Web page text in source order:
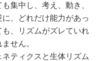
集中し、考え、動き、
、どれだけ能力があっ
、リズムがズレていれ
せん。
ティクスと生体リズム